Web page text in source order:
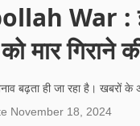
War :
मार गिराने
बढ़ता ही जा रहा है। खबरों के
November 18, 2024